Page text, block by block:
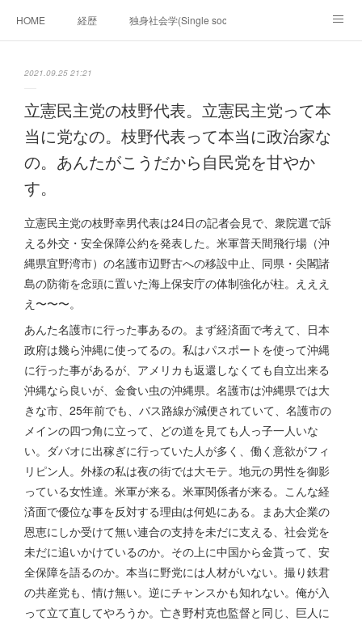
HOME 経歴 独身社会学(Single sociology)と高齢化社会学
移動出来て、工場で作る建物。未来２１００研究所
フィリピンの問題点 フィリピンの歴史
フィリピン経済談義 ファッションを考える 漫画
未来２１００研究所他のアイデア
https://globalclub.amebaownd.com/
2021.09.25 21:21
立憲民主党の枝野代表。立憲民主党って本
当に党なの。枝野代表って本当に政治家な
の。あんたがこうだから自民党を甘やか
す。
立憲民主党の枝野幸男代表は24日の記者会見で、衆院選で訴
える外交・安全保障公約を発表した。米軍普天間飛行場（沖
縄県宜野湾市）の名護市辺野古への移設中止、同県・尖閣諸
島の防衛を念頭に置いた海上保安庁の体制強化が柱。えええ
え〜〜〜。
あんた名護市に行った事あるの。まず経済面で考えて、日本
政府は幾ら沖縄に使ってるの。私はパスポートを使って沖縄
に行った事があるが、アメリカも返還しなくても自立出来る
沖縄なら良いが、金食い虫の沖縄県。名護市は沖縄県では大
きな市、25年前でも、バス路線が減便されていて、名護市の
メインの四つ角に立って、どの道を見ても人っ子一人いな
い。ダバオに出稼ぎに行っていた人が多く、働く意欲がフィ
リピン人。外様の私は夜の街では大モテ。地元の男性を御影
っている女性達。米軍が来る。米軍関係者が来る。こんな経
済面で優位な事を反対する理由は何処にある。まあ大企業の
恩恵にしか受けて無い連合の支持を未だに支える、社会党を
未だに追いかけているのか。その上に中国から金貰って、安
全保障を語るのか。本当に野党には人材がいない。撮り鉄君
の共産党も、情け無い。逆にチャンスかも知れない。俺が入
って立て直してやろうか。亡き野村克也監督と同じ、巨人に